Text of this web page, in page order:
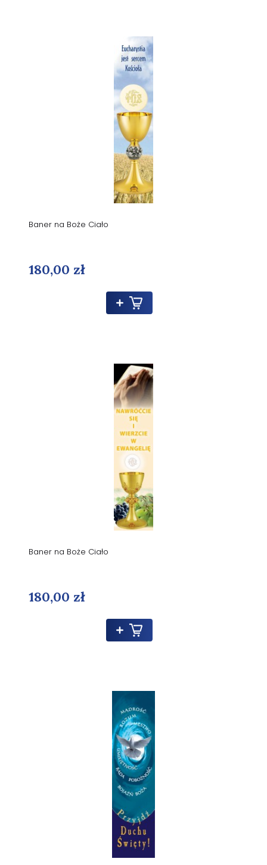
Baner na Boże Ciało
180,00 zł
Baner na Boże Ciało
180,00 zł